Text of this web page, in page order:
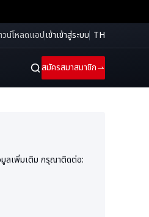
วน์โหลดแอปเข้าเข้าสู่ระบบ TH
สมัครสมาสมาชิก
ลเพิ่มเติม กรุณาติดต่อ: